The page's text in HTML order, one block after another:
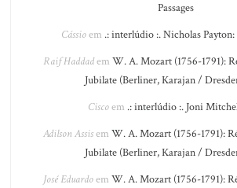
Passages
Cássioem .: interlúdio :. Nicholas
Raif Haddadem W. A. Mozart (1756-1791):
Jubilate (Berliner, Karajan /
Ciscoem .: interlúdio :. Joni
Adilson Assisem W. A. Mozart (1756-1791):
Jubilate (Berliner, Karajan /
José Eduardoem W. A. Mozart (1756-1791):